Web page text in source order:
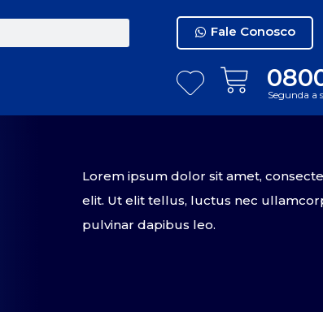
Fale Conosco
Segunda a
Lorem ipsum dolor sit amet,
elit. Ut elit tellus, luctus nec
pulvinar dapibus leo.